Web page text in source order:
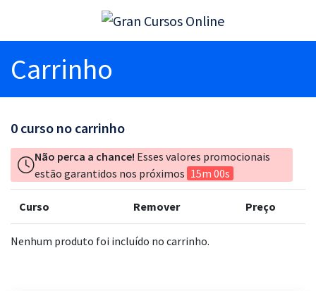
Carrinho
0 curso no carrinho
Não perca a chance! Esses valores promocionais
estão garantidos nos próximos 15m 00s
Curso Remover Preço
Nenhum produto foi incluído no carrinho.